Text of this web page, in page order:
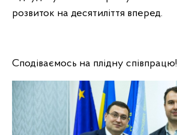
розвиток на десятиліття вперед.
Сподіваємось на плідну співпрацю!